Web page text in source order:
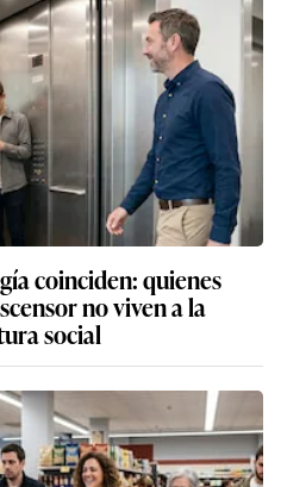
coinciden: quienes
no viven a la
social